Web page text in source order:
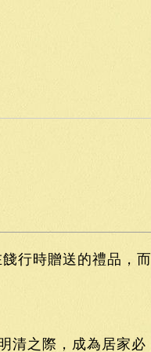
行時贈送的禮品，而
清之際，成為居家必